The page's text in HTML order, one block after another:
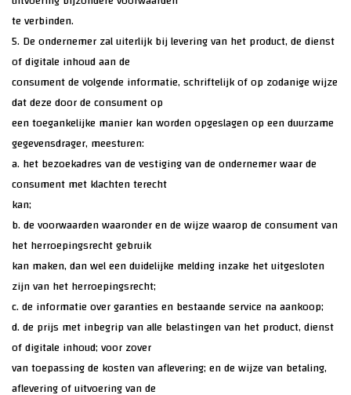
te verbinden.
5. De ondernemer zal uiterlijk bij levering van het product, de dienst
of digitale inhoud aan de
consument de volgende informatie, schriftelijk of op zodanige wijze
dat deze door de consument op
een toegankelijke manier kan worden opgeslagen op een duurzame
gegevensdrager, meesturen:
a. het bezoekadres van de vestiging van de ondernemer waar de
consument met klachten terecht
kan;
b. de voorwaarden waaronder en de wijze waarop de consument van
het herroepingsrecht gebruik
kan maken, dan wel een duidelijke melding inzake het uitgesloten
zijn van het herroepingsrecht;
c. de informatie over garanties en bestaande service na aankoop;
d. de prijs met inbegrip van alle belastingen van het product, dienst
of digitale inhoud; voor zover
van toepassing de kosten van aflevering; en de wijze van betaling,
aflevering of uitvoering van de